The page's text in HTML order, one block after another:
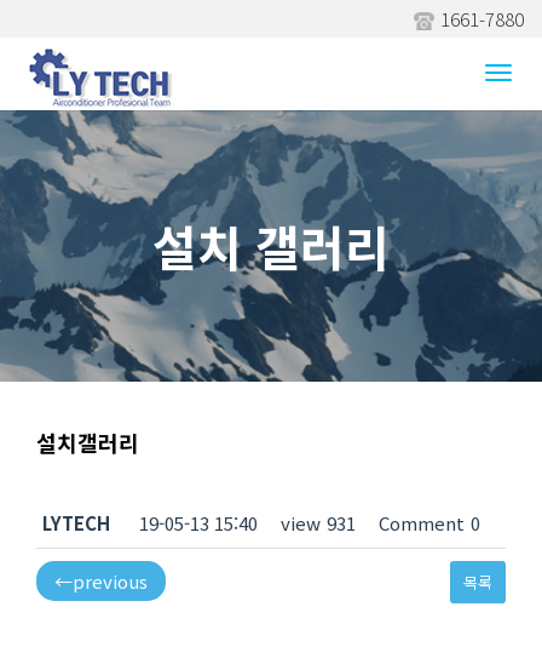
1661-7880
설치 갤러리
설치 갤러리
설치갤러리
LYTECH 19-05-13 15:40 view 931 Comment 0
←previous 목록